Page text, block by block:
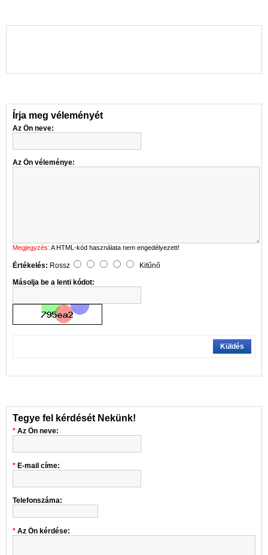
Írja meg véleményét
Az Ön neve:
Az Ön véleménye:
Megjegyzés: A HTML-kód használata nem engedélyezett!
Értékelés: Rossz
Kitűnő
Másolja be a lenti kódot:
Küldés
Tegye fel kérdését Nekünk!
Az Ön neve:
E-mail címe:
Telefonszáma:
Az Ön kérdése: